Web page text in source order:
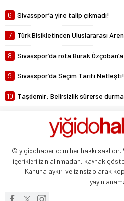
6 Sivasspor’a yine talip çıkmadı!
7 Türk Bisikletinden Uluslararası
8 Sivasspor’da rota Burak
9 Sivasspor’da Seçim Tarihi Netleşti!
10 Taşdemir: Belirsizlik sürerse
© yigidohaber.com her hakkı
içerikleri izin alınmadan, kaynak
Kanuna aykırı ve izinsiz olarak